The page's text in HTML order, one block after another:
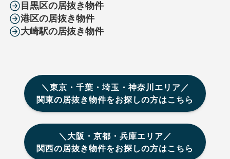
目黒区の居抜き物件
港区の居抜き物件
大崎駅の居抜き物件
＼東京・千葉・埼玉・神奈川エリア／
関東の居抜き物件をお探しの方はこちら
＼大阪・京都・兵庫エリア／
関西の居抜き物件をお探しの方はこちら